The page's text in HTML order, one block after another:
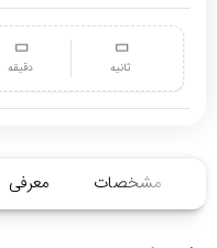
دقیقه ثانیه
مشخصات معرفی